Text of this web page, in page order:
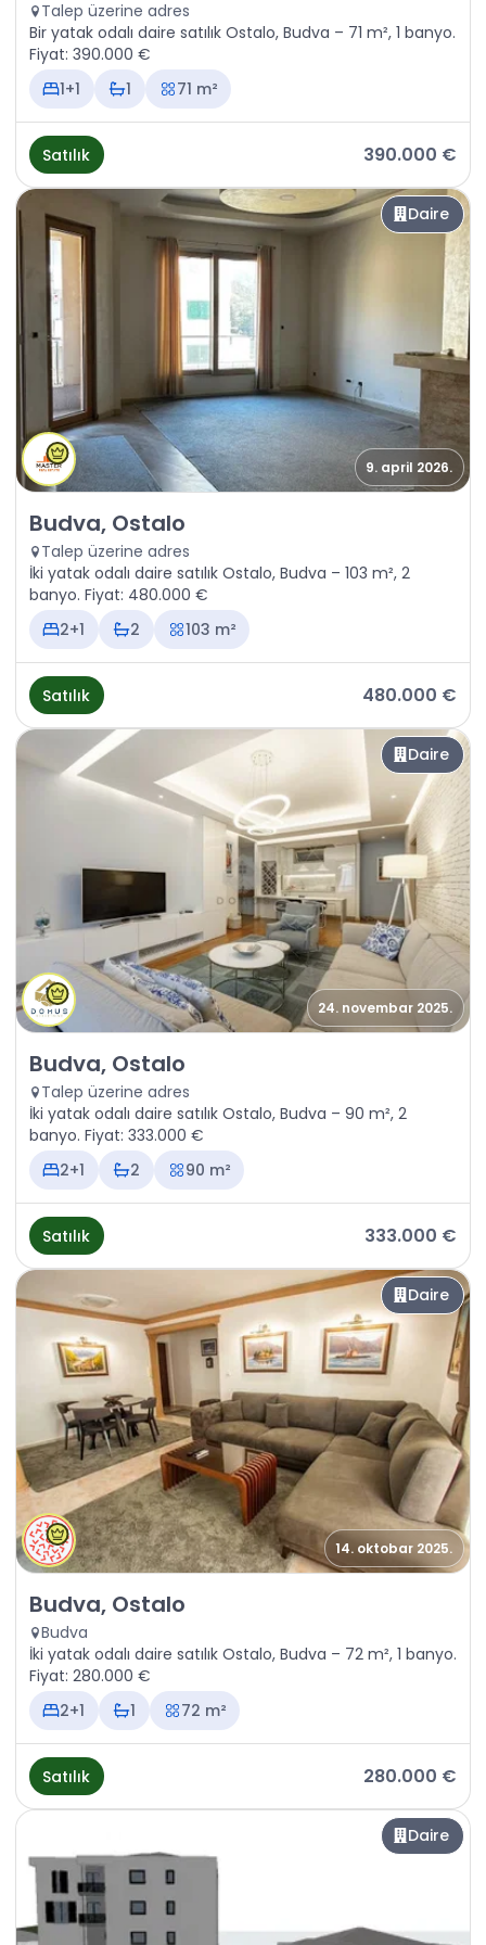
Talep üzerine adres
Bir yatak odalı daire satılık Ostalo, Budva – 71 m², 1 banyo.
Fiyat: 390.000 €
1+1
1 71 m²
Satılık 390.000 €
Daire
9. april 2026.
Satılık - Daire Budva, Ostalo
Budva, Ostalo
Talep üzerine adres
İki yatak odalı daire satılık Ostalo, Budva – 103 m², 2
banyo. Fiyat: 480.000 €
2+1
2 103 m²
Satılık 480.000 €
Daire
24. novembar 2025.
Satılık - Daire Budva, Ostalo
Budva, Ostalo
Talep üzerine adres
İki yatak odalı daire satılık Ostalo, Budva – 90 m², 2
banyo. Fiyat: 333.000 €
2+1
2 90 m²
Satılık 333.000 €
Daire
14. oktobar 2025.
Satılık - Daire Budva, Ostalo
Budva, Ostalo
Budva
İki yatak odalı daire satılık Ostalo, Budva – 72 m², 1 banyo.
Fiyat: 280.000 €
2+1
1 72 m²
Satılık 280.000 €
Daire